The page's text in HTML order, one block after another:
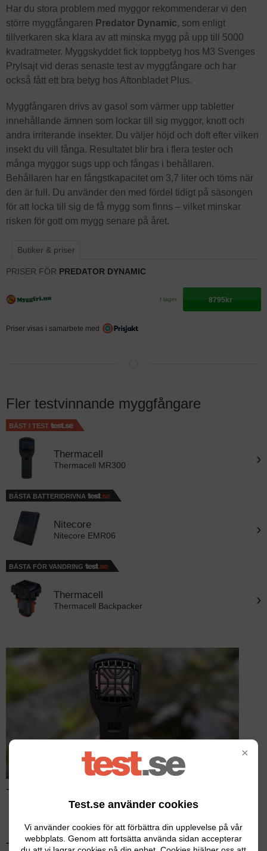
×
Test.se använder cookies
Vi använder cookies för att förbättra din upplevelse på vår
webbplats. Genom att fortsätta använda sidan accepterar
Har du stora problem med myggor rekommenderar vi den
större myggfångaren Predator Dynamic, som enligt
tillverkaren ska klara av att minska mygg på upp till 5000
kvadratmeter. Myggskyddet fick toppbetyg hos M3 Sveriges
Prylsajt vid deras senaste test av myggfångare och har
också fått ett bra betyg hos Aftonbladet Plus.
Myggfångaren drivs av gasol som värmer upp tabletter
innehållande ämnen som lockar till sig myggor, knott och
andra irriterande insekter. Du väljer höjd och doft efter vilken
insekt du vill fånga. Resultatet blir bra i flera tester och
många myggor sugs upp och fångas i behållaren.
Behållaren har en fångstkapacitet om 3,7 liter och töms när
den är full. Du använder den med fördel tidigt på säsongen
för att locka till sig de få mygg som finns – vilket minskar
risken för gott om mygg senare på året.
Butiker & priser
PRISER FÖR PREDATOR DYNAMIC
I lager 8795kr
Priser visas i samarbete med
Fler testvinnande myggfångare
BÄST I TEST
Thermacell
Thermacell MR300 ›
BÄSTA BATTERIDRIVNA
Nitecore
Nitecore EMR06 ›
BÄSTA FÖR VANDRING
Thermacell
Thermacell Backpacker ›
Test av myggfångare – Läs hela testet
Tidigare testvinnare